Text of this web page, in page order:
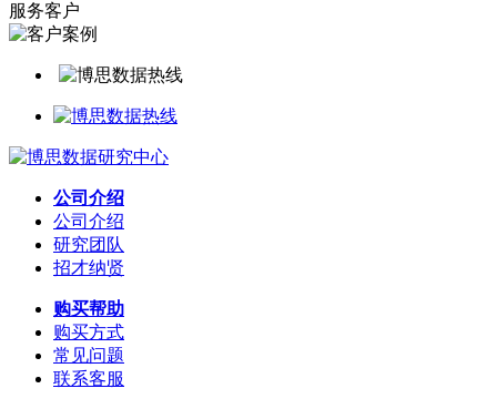
服务客户
公司介绍
公司介绍
研究团队
招才纳贤
购买帮助
购买方式
常见问题
联系客服